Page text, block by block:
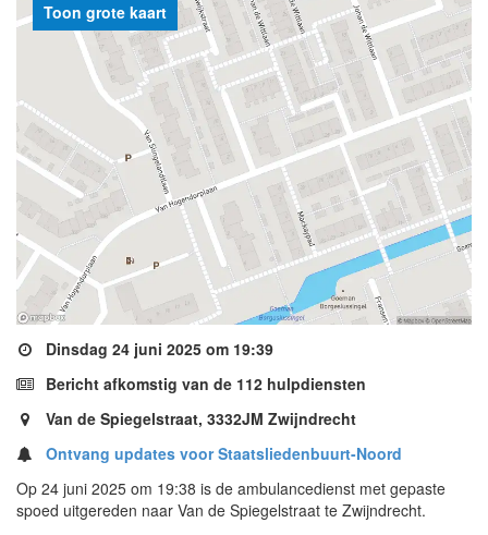
Dinsdag 24 juni 2025 om 19:39
Bericht afkomstig van de 112 hulpdiensten
Van de Spiegelstraat, 3332JM Zwijndrecht
Ontvang updates voor Staatsliedenbuurt-Noord
Op 24 juni 2025 om 19:38 is de ambulancedienst met gepaste
spoed uitgereden naar Van de Spiegelstraat te Zwijndrecht.
Toon grote kaart